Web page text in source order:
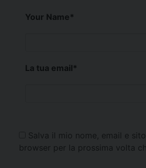
Your Name*
La tua email*
Salva il mio nome, email e
browser per la prossima volta